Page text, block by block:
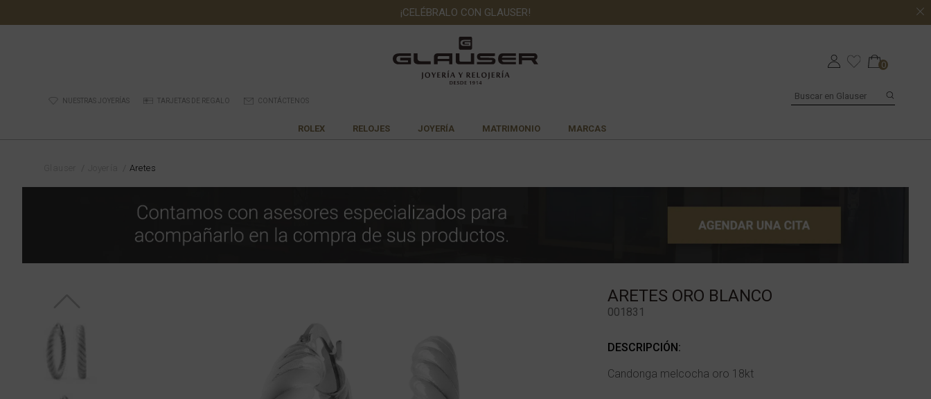
MÁS DE 100 AÑOS DE TRAYECTORIA EN EL MERCADO
0
NUESTRAS JOYERÍAS TARJETAS DE REGALO CONTÁCTENOS
ROLEX RELOJES JOYERÍA MATRIMONIO MARCAS
Aretes
ARETES ORO BLANCO
001831
DESCRIPCIÓN:
Candonga melcocha oro 18kt